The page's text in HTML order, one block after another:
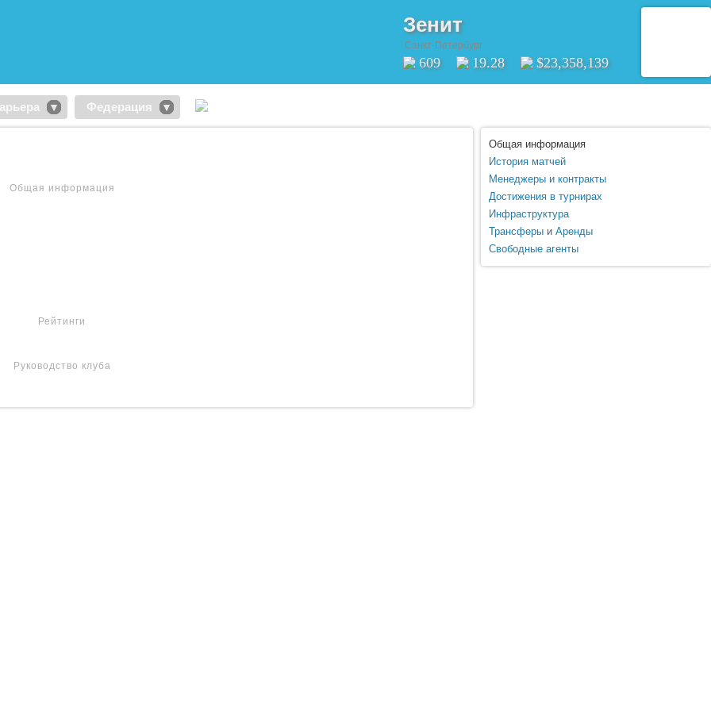
Зенит
Санкт-Петербург
609 19.28 $23,358,139
Федерация
Общая информация
Рейтинги
Руководство клуба
Общая информация
История матчей
Менеджеры и контракты
Достижения в турнирах
Инфраструктура
Трансферы и Аренды
Свободные агенты